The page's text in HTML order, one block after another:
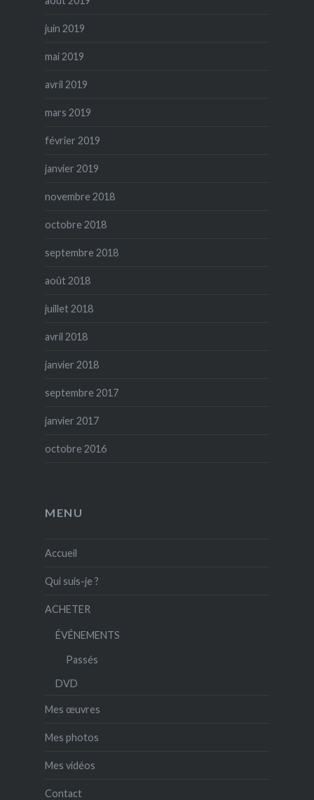
juin 2019
mai 2019
avril 2019
mars 2019
février 2019
janvier 2019
novembre 2018
octobre 2018
septembre 2018
août 2018
juillet 2018
avril 2018
janvier 2018
septembre 2017
janvier 2017
octobre 2016
MENU
Accueil
Qui suis-je ?
ACHETER
ÉVÉNEMENTS
Passés
DVD
Mes œuvres
Mes photos
Mes vidéos
Contact